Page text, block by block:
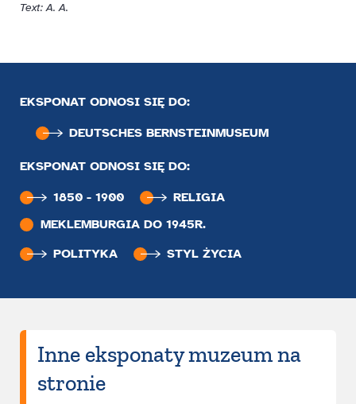
Text: A. A.
EKSPONAT ODNOSI SIĘ DO:
DEUTSCHES BERNSTEIN­MUSEUM
EKSPONAT ODNOSI SIĘ DO:
1850 - 1900
RELIGIA
MEKLEMBURGIA DO 1945R.
POLITYKA
STYL ŻYCIA
Inne eksponaty muzeum na
stronie